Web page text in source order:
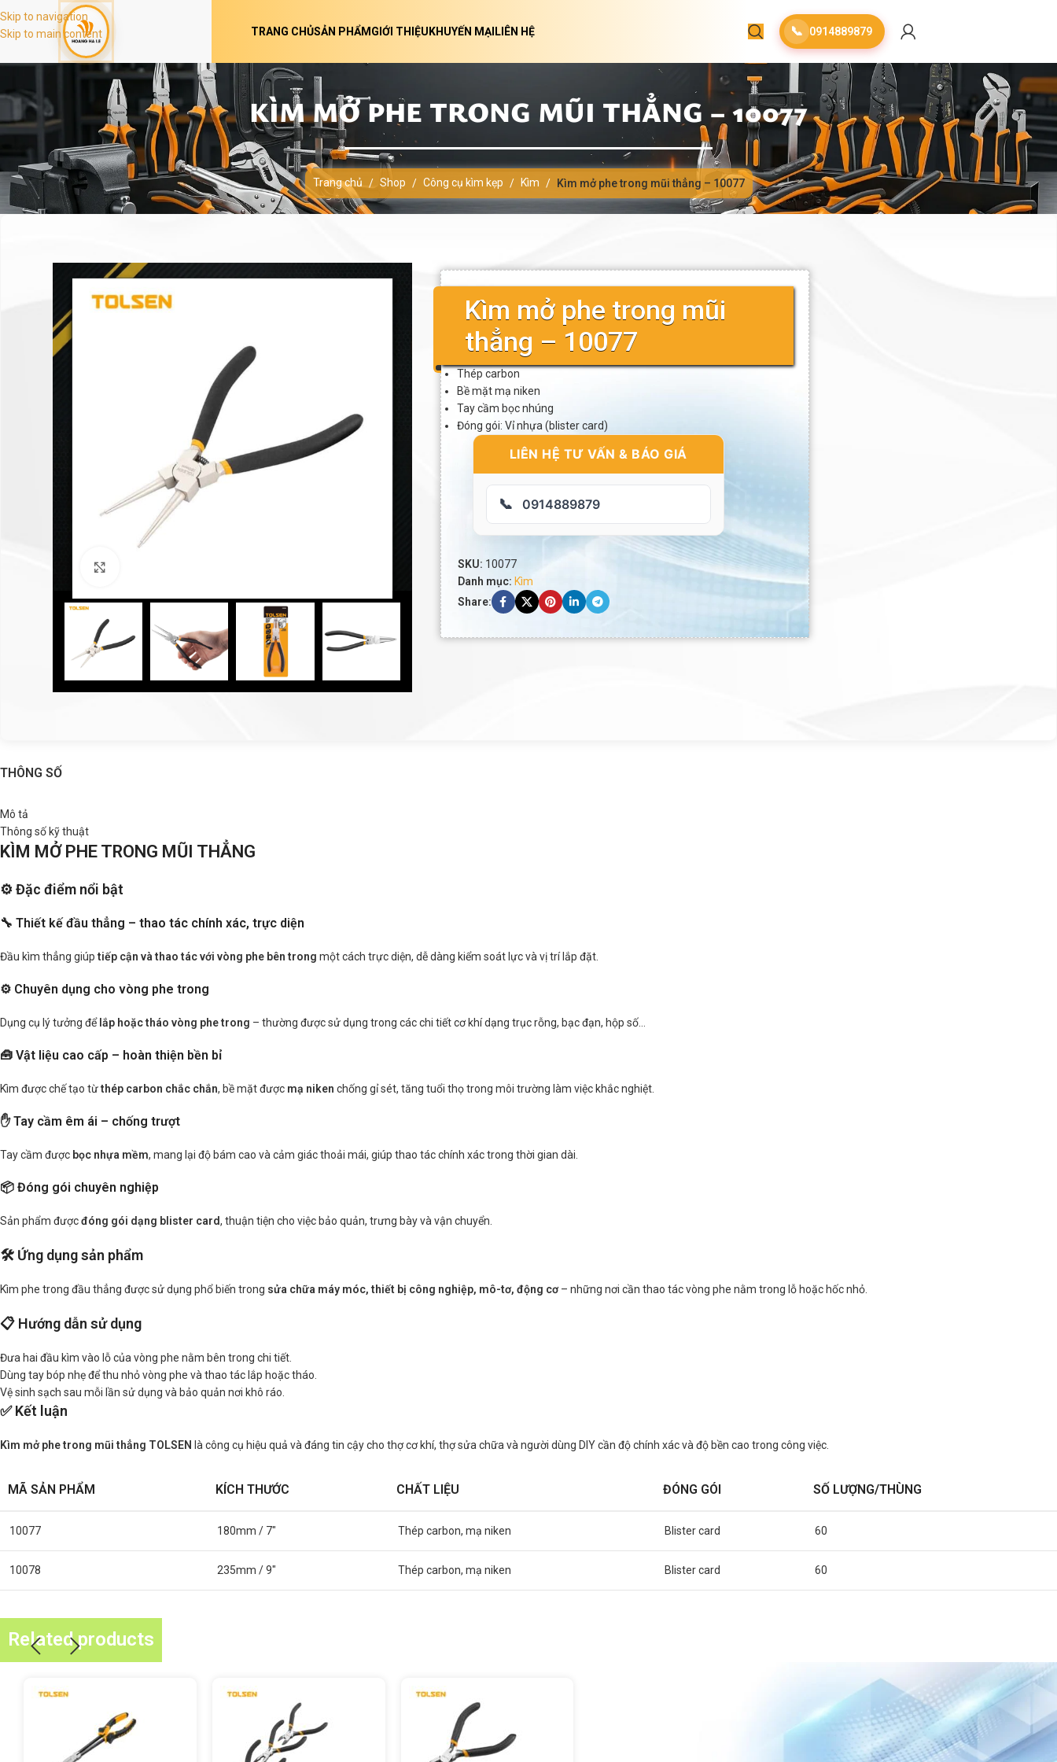
Skip to navigation
Skip to main content
TRANG CHỦSẢN PHẨMGIỚI THIỆUKHUYẾN MẠILIÊN HỆ 📞 0914889879
KÌM MỞ PHE TRONG MŨI THẲNG – 10077
Trang chủ / Shop / Công cụ kìm kẹp / Kìm / Kìm mở phe trong mũi thẳng – 10077
Kìm mở phe trong mũi
thẳng – 10077
Thép carbon
Bề mặt mạ niken
Tay cầm bọc nhúng
Đóng gói: Vỉ nhựa (blister card)
LIÊN HỆ TƯ VẤN & BÁO GIÁ
📞 0914889879
SKU: 10077
Danh mục: Kìm
Share:
THÔNG SỐ
Mô tả
Thông số kỹ thuật
KÌM MỞ PHE TRONG MŨI THẲNG
⚙️ Đặc điểm nổi bật
🔧 Thiết kế đầu thẳng – thao tác chính xác, trực diện
Đầu kìm thẳng giúptiếp cận và thao tác với vòng phe bên trong một cách trực diện, dễ dàng kiểm soát lực và vị trí lắp đặt.
⚙️ Chuyên dụng cho vòng phe trong
Dụng cụ lý tưởng để lắp hoặc tháo vòng phe trong – thường được sử dụng trong các chi tiết cơ khí dạng trục rỗng, bạc đạn, hộp số…
🧰 Vật liệu cao cấp – hoàn thiện bền bỉ
Kìm được chế tạo từthép carbon chắc chắn, bề mặt được mạ niken chống gỉ sét, tăng tuổi thọ trong môi trường làm việc khắc nghiệt.
✋ Tay cầm êm ái – chống trượt
Tay cầm được bọc nhựa mềm, mang lại độ bám cao và cảm giác thoải mái, giúp thao tác chính xác trong thời gian dài.
📦 Đóng gói chuyên nghiệp
Sản phẩm đượcđóng gói dạng blister card, thuận tiện cho việc bảo quản, trưng bày và vận chuyển.
🛠️ Ứng dụng sản phẩm
Kìm phe trong đầu thẳng được sử dụng phổ biến trong sửa chữa máy móc, thiết bị công nghiệp, mô-tơ, động cơ– những nơi cần thao tác vòng phe nằm trong lỗ hoặc hốc nhỏ.
📋 Hướng dẫn sử dụng
Đưa hai đầu kìm vào lỗ của vòng phe nằm bên trong chi tiết.
Dùng tay bóp nhẹ để thu nhỏ vòng phe và thao tác lắp hoặc tháo.
Vệ sinh sạch sau mỗi lần sử dụng và bảo quản nơi khô ráo.
✅ Kết luận
Kìm mở phe trong mũi thẳng TOLSEN là công cụ hiệu quả và đáng tin cậy cho thợ cơ khí, thợ sửa chữa và người dùng DIY cần độ chính xác và độ bền cao trong công việc.
MÃ SẢN PHẨM KÍCH THƯỚC CHẤT LIỆU ĐÓNG GÓI SỐ LƯỢNG/THÙNG
10077 180mm / 7″ Thép carbon, mạ niken Blister card 60
10078 235mm / 9″ Thép carbon, mạ niken Blister card 60
Related products